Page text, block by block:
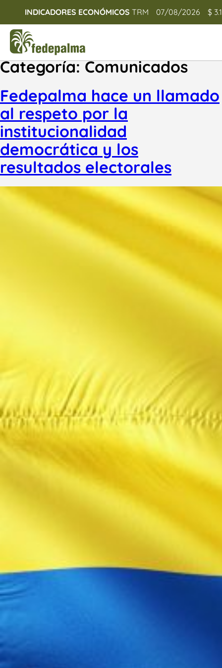
INDICADORES ECONÓMICOS TRM 07/08/2026 $
Categoría:Comunicados
Fedepalma hace un llamado
al respeto por la
institucionalidad
democrática y los
resultados electorales